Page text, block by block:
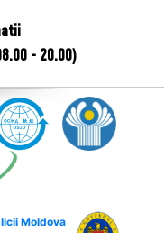
- 20.00)
Moldova